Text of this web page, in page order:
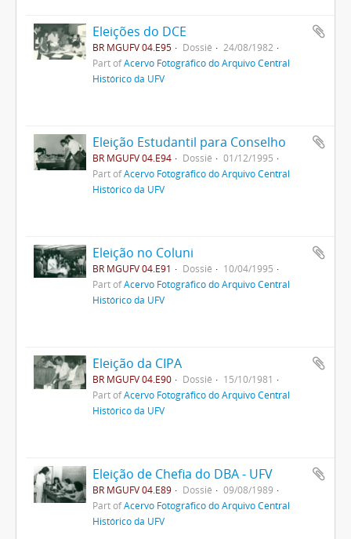
Eleições do DCE
BR MGUFV 04.E95 Dossiê
24/08/1982
Part ofAcervo Fotográfico do Arquivo Central
Histórico da UFV
Eleição Estudantil para Conselho
BR MGUFV 04.E94 Dossiê
01/12/1995
Part ofAcervo Fotográfico do Arquivo Central
Histórico da UFV
Eleição no Coluni
BR MGUFV 04.E91 Dossiê
10/04/1995
Part ofAcervo Fotográfico do Arquivo Central
Histórico da UFV
Eleição da CIPA
BR MGUFV 04.E90 Dossiê
15/10/1981
Part ofAcervo Fotográfico do Arquivo Central
Histórico da UFV
Eleição de Chefia do DBA - UFV
BR MGUFV 04.E89 Dossiê
09/08/1989
Part ofAcervo Fotográfico do Arquivo Central
Histórico da UFV